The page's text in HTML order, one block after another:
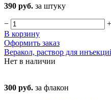
390 руб. за штуку
− +
В корзину
Оформить заказ
Веракол, раствор для
Нет в наличии
300 руб. за флакон